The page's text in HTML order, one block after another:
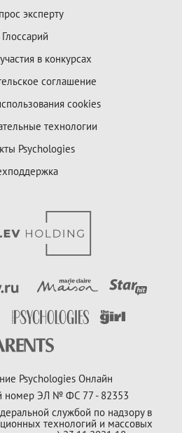
эксперту
Глоссарий
в конкурсах
соглашение
cookies
технологии
Psychologies
Psychologies Онлайн
номер ЭЛ № ФС 77 - 82353
службой по надзору в
технологий и массовых